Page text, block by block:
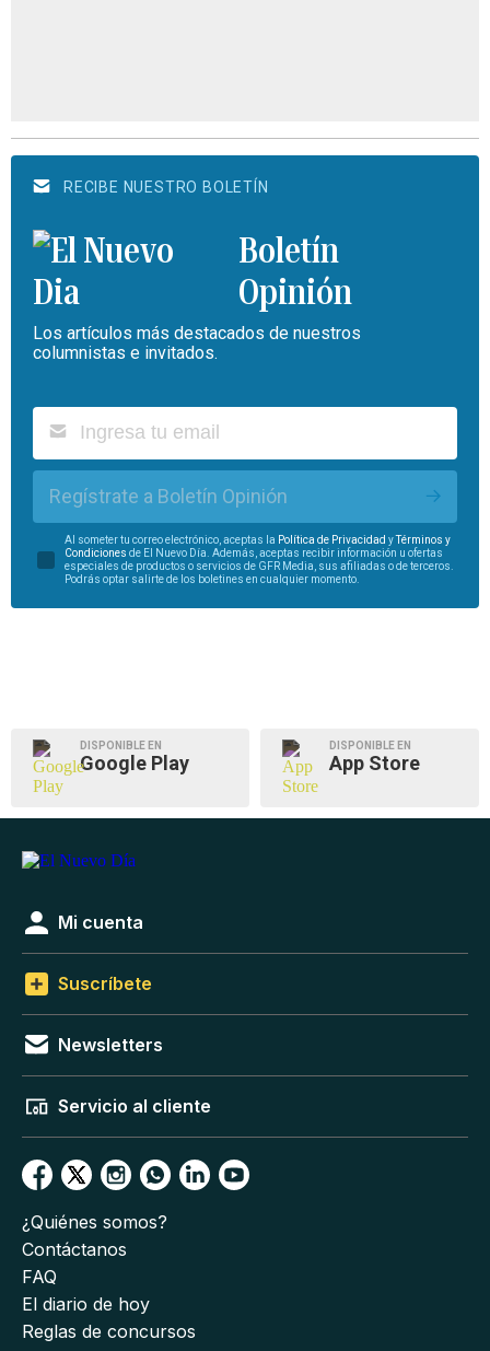
RECIBE NUESTRO BOLETÍN
Boletín
Opinión
Los artículos más destacados de nuestros
columnistas e invitados.
Regístrate a Boletín Opinión
Al someter tu correo electrónico, aceptas la Política de Privacidad yTérminos y
Condiciones de El Nuevo Día. Además, aceptas recibir información u ofertas
especiales de productos o servicios de GFR Media, sus afiliadas o de terceros.
Podrás optar salirte de los boletines en cualquier momento.
DISPONIBLE EN
Google Play
DISPONIBLE EN
App Store
Mi cuenta
Suscríbete
Newsletters
Servicio al cliente
¿Quiénes somos?
Contáctanos
FAQ
El diario de hoy
Reglas de concursos